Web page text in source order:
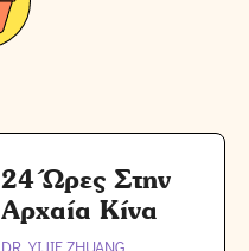
24 Ώρες Στην
Αρχαία Κίνα